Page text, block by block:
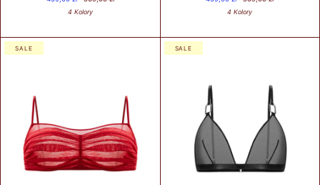
4 Kolory
4 Kolory
SALE SALE